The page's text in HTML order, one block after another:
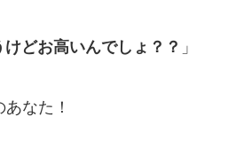
どお高いんでしょ？？ 」
なた！